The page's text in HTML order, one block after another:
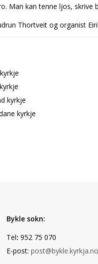
Man kan tenne ljos,
Thortveit og organist
kyrkje
kyrkje
Bykle sokn:
Tel: 952 75 070
E-post: post@bykle.kyrkja.no